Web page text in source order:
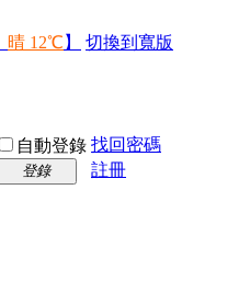
晴 12℃ 】 切換到寬版
自動登錄 找回密碼
登錄
註冊